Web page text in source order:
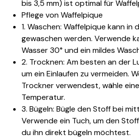
bis 3,5 mm) ist optimal für
Pflege von Waffelpique
1. Waschen: Waffelpique kann in
gewaschen werden. Verwende
Wasser 30° und ein mildes
2. Trocknen: Am besten an der
um ein Einlaufen zu vermeiden.
Trockner verwendest, wähle
Temperatur.
3. Bügeln: Bügle den Stoff bei
Verwende ein Tuch, um den
du ihn direkt bügeln möchtest.